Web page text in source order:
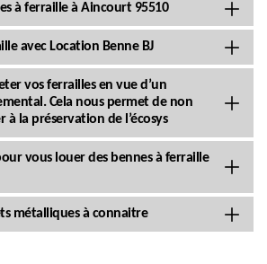
à ferraille à Aincourt 95510
avec Location Benne BJ
vos ferrailles en vue d’un
Cela nous permet de non
la préservation de l’écosys
vous louer des bennes à ferraille
métalliques à connaitre